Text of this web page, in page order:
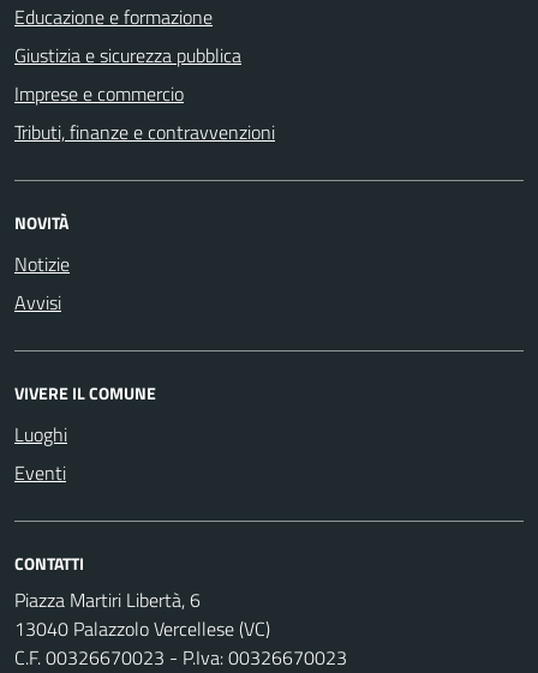
Educazione e formazione
Giustizia e sicurezza pubblica
Imprese e commercio
Tributi, finanze e contravvenzioni
NOVITÀ
Notizie
Avvisi
VIVERE IL COMUNE
Luoghi
Eventi
CONTATTI
Piazza Martiri Libertà, 6
13040 Palazzolo Vercellese (VC)
C.F. 00326670023 - P.Iva: 00326670023